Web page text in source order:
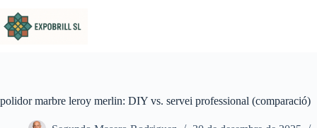
polidor marbre leroy merlin: DIY vs. servei professional (comparació)